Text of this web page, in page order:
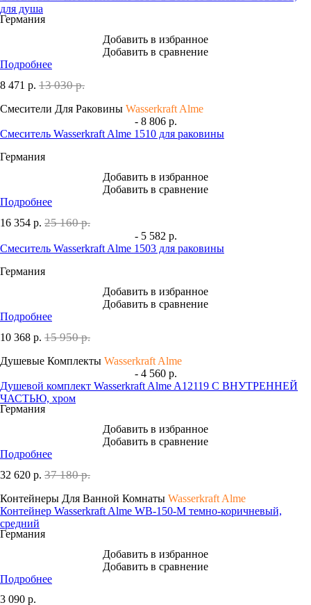
для душа
Германия
Добавить в избранное
Добавить в сравнение
Подробнее
8 471 р. 13 030 р.
Смесители Для Раковины Wasserkraft Alme
- 8 806 р.
Смеситель Wasserkraft Alme 1510 для раковины
Германия
Добавить в избранное
Добавить в сравнение
Подробнее
16 354 р. 25 160 р.
- 5 582 р.
Смеситель Wasserkraft Alme 1503 для раковины
Германия
Добавить в избранное
Добавить в сравнение
Подробнее
10 368 р. 15 950 р.
Душевые Комплекты Wasserkraft Alme
- 4 560 р.
Душевой комплект Wasserkraft Alme A12119 С ВНУТРЕННЕЙ
ЧАСТЬЮ, хром
Германия
Добавить в избранное
Добавить в сравнение
Подробнее
32 620 р. 37 180 р.
Контейнеры Для Ванной Комнаты Wasserkraft Alme
Контейнер Wasserkraft Alme WB-150-M темно-коричневый,
средний
Германия
Добавить в избранное
Добавить в сравнение
Подробнее
3 090 р.